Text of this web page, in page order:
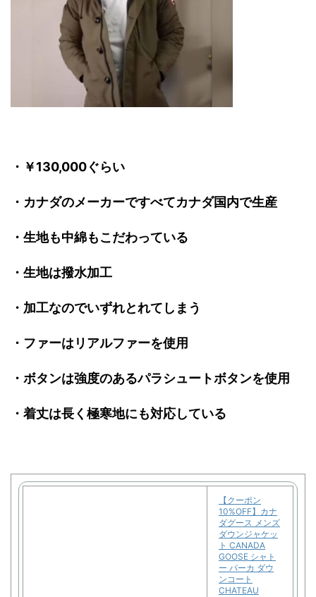
・￥130,000ぐらい
・カナダのメーカーですべてカナダ国内で生産
・生地も中綿もこだわっている
・生地は撥水加工
・加工なのでいずれとれてしまう
・ファーはリアルファーを使用
・ボタンは強度のあるパラシュートボタンを使用
・着丈は長く極寒地にも対応している
【クーポン
10%OFF】カナ
ダグース メンズ
ダウンジャケッ
ト CANADA
GOOSE シャト
ー パーカ ダウ
ンコート
CHATEAU